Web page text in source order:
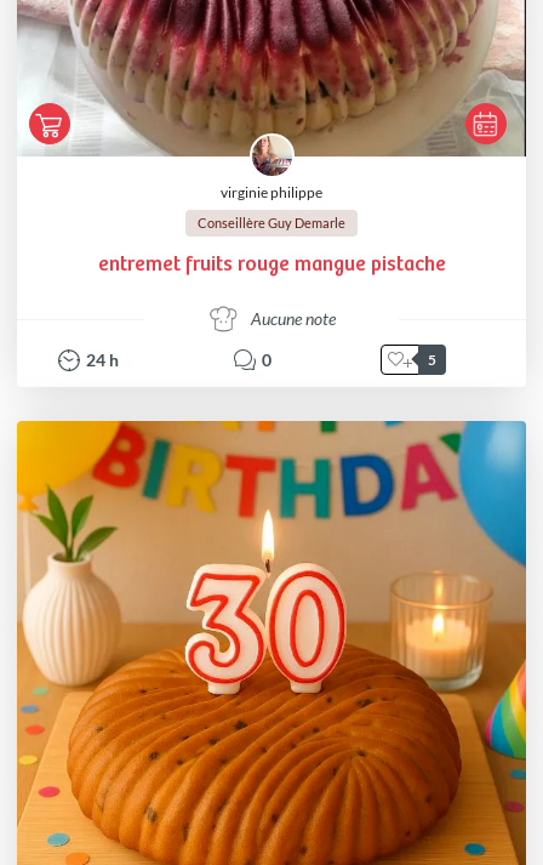
virginie philippe
Conseillère Guy Demarle
entremet fruits rouge mangue pistache
Aucune note
24 h 0 5